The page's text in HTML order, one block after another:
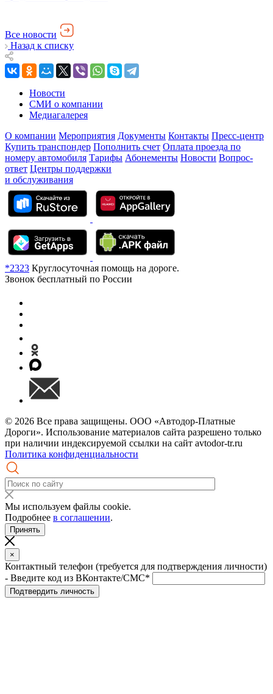
Все новости
Назад к списку
Новости
СМИ о компании
Медиагалерея
О компании Мероприятия Документы Контакты Пресс-центр
Купить транспондер Пополнить счет Оплата проезда по
номеру автомобиля Тарифы Абонементы Новости Вопрос-
ответ Центры поддержки
и обслуживания
*2323 Круглосуточная помощь на дороге.
Звонок бесплатный по России
© 2026 Все права защищены. ООО «Автодор-Платные
Дороги». Использование материалов сайта разрешено только
при наличии индексируемой ссылки на сайт avtodor-tr.ru
Политика конфиденциальности
Мы используем файлы cookie.
Подробнее в соглашении.
Принять
×
Контактный телефон (требуется для подтверждения личности)
- Введите код из ВКонтакте/СМС*
Подтвердить личность